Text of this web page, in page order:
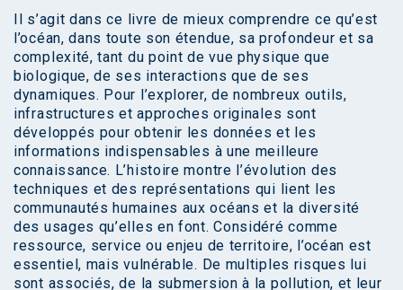
Il s’agit dans ce livre de mieux comprendre ce qu’est
l’océan, dans toute son étendue, sa profondeur et sa
complexité, tant du point de vue physique que
biologique, de ses interactions que de ses
dynamiques. Pour l’explorer, de nombreux outils,
infrastructures et approches originales sont
développés pour obtenir les données et les
informations indispensables à une meilleure
connaissance. L’histoire montre l’évolution des
techniques et des représentations qui lient les
communautés humaines aux océans et la diversité
des usages qu’elles en font. Considéré comme
ressource, service ou enjeu de territoire, l’océan est
essentiel, mais vulnérable. De multiples risques lui
sont associés, de la submersion à la pollution, et leur